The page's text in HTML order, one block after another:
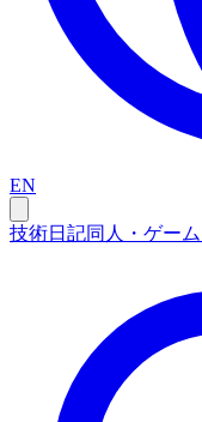
EN
技術日記同人・ゲーム